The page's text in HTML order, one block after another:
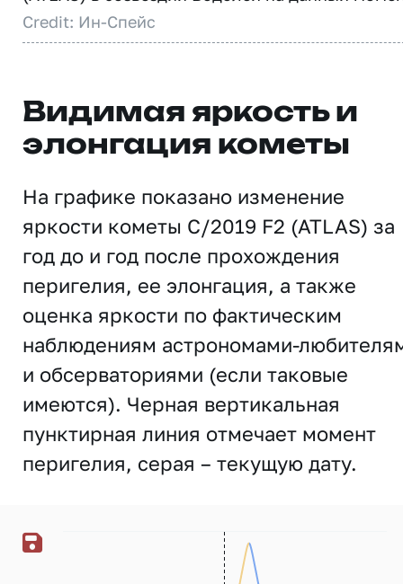
Credit: Ин-Спейс
Видимая яркость и
элонгация кометы
На графике показано изменение
яркости кометы C/2019 F2 (ATLAS) за
год до и год после прохождения
перигелия, ее элонгация, а также
оценка яркости по фактическим
наблюдениям астрономами-
и обсерваториями (если таковые
имеются). Черная вертикальная
пунктирная линия отмечает момент
перигелия, серая – текущую дату.